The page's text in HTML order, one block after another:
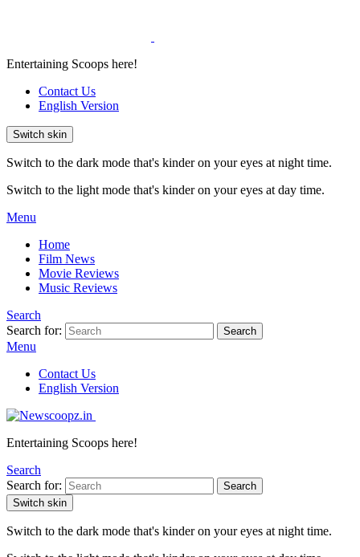
Entertaining Scoops here!
Contact Us
English Version
Switch skin
Switch to the dark mode that's kinder on your eyes at night time.
Switch to the light mode that's kinder on your eyes at day time.
Menu
Home
Film News
Movie Reviews
Music Reviews
Search
Search for:
Search
Menu
Contact Us
English Version
Entertaining Scoops here!
Search
Search for:
Search
Switch skin
Switch to the dark mode that's kinder on your eyes at night time.